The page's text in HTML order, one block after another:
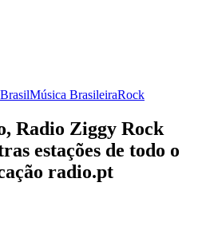
BrasilMúsica BrasileiraRock
Radio Ziggy Rock
estações de todo o
radio.pt